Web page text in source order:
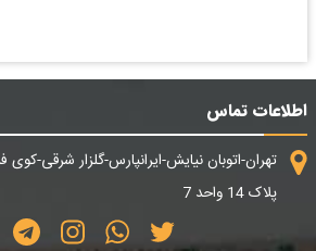
اطلاعات تماس
تهران-اتوبان نیایش-ایرانپارس-گلزار شرقی-
پلاک 14 واحد 7